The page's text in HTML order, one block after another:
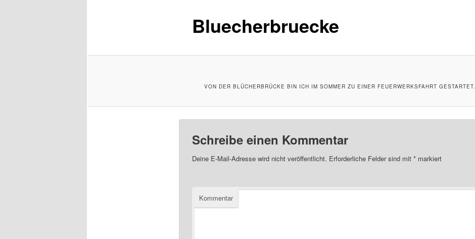
Bluecherbruecke
VON DER BLÜCHERBRÜCKE BIN ICH IM SOMMER ZU EINER FEUERWERKSFAHRT GESTARTET.
Schreibe einen Kommentar
Deine E-Mail-Adresse wird nicht veröffentlicht. Erforderliche Felder sind mit *markiert
Kommentar